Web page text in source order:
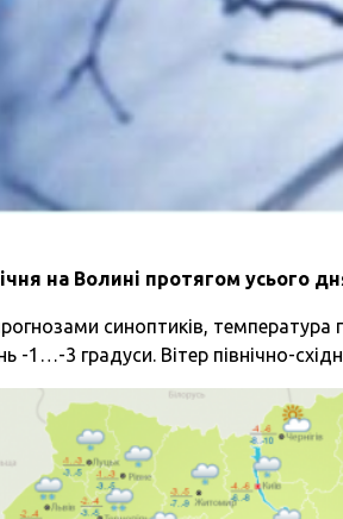
на Волині протягом усього
синоптиків, температура
-1…-3 градуси. Вітер північно-